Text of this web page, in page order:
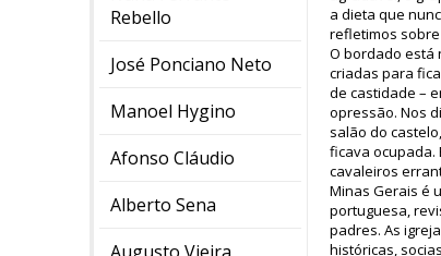
Rebello
José Ponciano Neto
Manoel Hygino
Afonso Cláudio
Alberto Sena
a dieta que
refletimos sobre
O bordado está
criadas para
de castidade –
opressão. Nos
salão do
ficava ocupada.
cavaleiros
Minas Gerais é
portuguesa,
padres. As
históricas,